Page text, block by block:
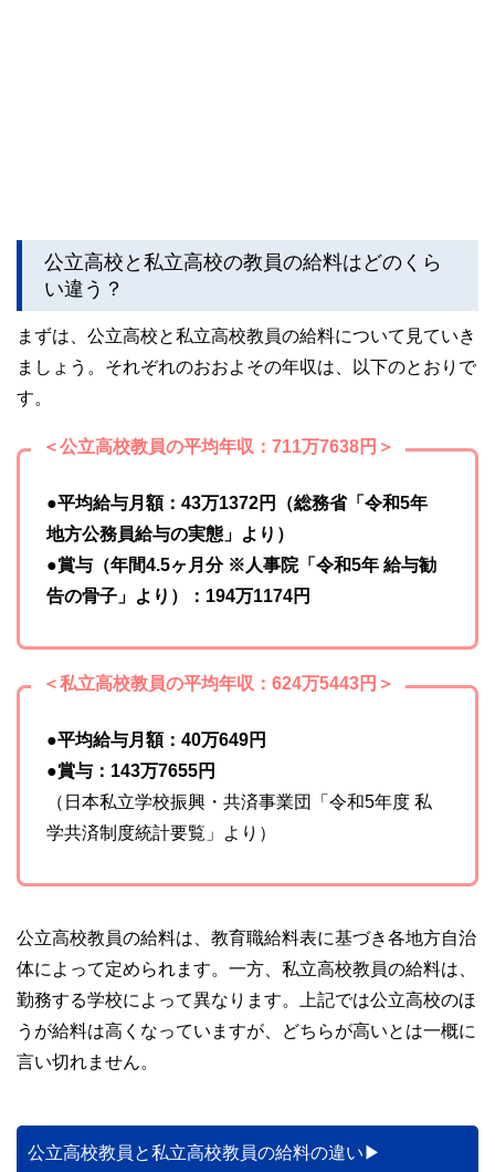
公立高校と私立高校の教員の給料はどのくら
い違う？
まずは、公立高校と私立高校教員の給料について見ていき
ましょう。それぞれのおおよその年収は、以下のとおりで
す。
＜公立高校教員の平均年収：711万7638円＞
●平均給与月額：43万1372円（総務省「令和5年
地方公務員給与の実態」より）
●賞与（年間4.5ヶ月分 ※人事院「令和5年 給与勧
告の骨子」より）：194万1174円
＜私立高校教員の平均年収：624万5443円＞
●平均給与月額：40万649円
●賞与：143万7655円
（日本私立学校振興・共済事業団「令和5年度 私
学共済制度統計要覧」より）
公立高校教員の給料は、教育職給料表に基づき各地方自治
体によって定められます。一方、私立高校教員の給料は、
勤務する学校によって異なります。上記では公立高校のほ
うが給料は高くなっていますが、どちらが高いとは一概に
言い切れません。
公立高校教員と私立高校教員の給料の違い